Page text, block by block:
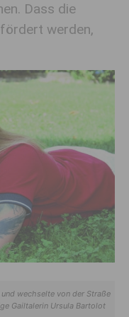
Dass die
werden,
wechselte von der Straße
Gailtalerin Ursula Bartolot